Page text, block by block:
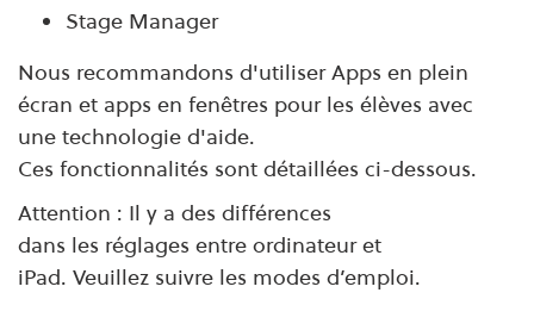
Stage Manager
Nous recommandons d'utiliser Apps en plein
écran et apps en fenêtres pour les élèves avec
une technologie d'aide.
Ces fonctionnalités sont détaillées ci-dessous.
Attention : Il y a des différences
dans les réglages entre ordinateur et
iPad. Veuillez suivre les modes d’emploi.